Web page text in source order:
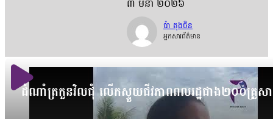
៣ មីនា ២០២៦
ប៉ា តុងចិន
អ្នកសារព័ត៌មាន
ដំណាំត្រកួនវិលជុំ លើកស្ទួយជីវភាពពលរដ្ឋជាង២០០គ្រួស